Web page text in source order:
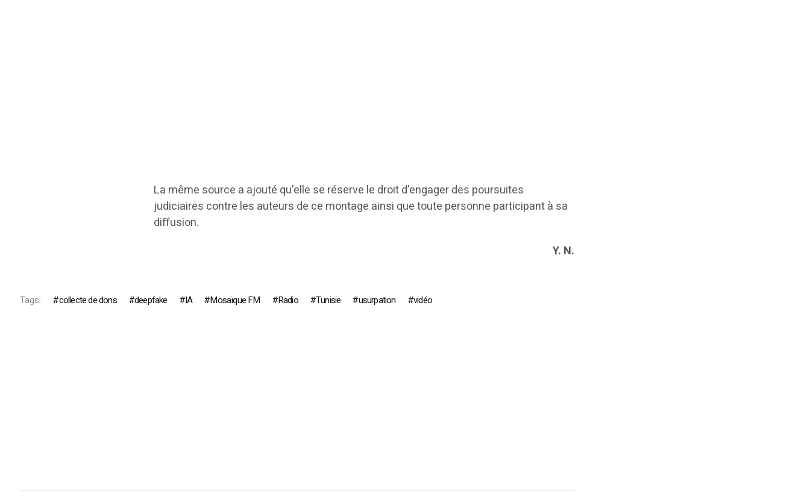
La même source a ajouté qu’elle se réserve le droit d’engager des poursuites
judiciaires contre les auteurs de ce montage ainsi que toute personne participant à sa
diffusion.
Y. N.
Tags: collecte de dons deepfake IA Mosaïque FM Radio Tunisie usurpation vidéo